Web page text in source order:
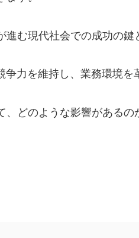
む現代社会での成功の鍵
力を維持し、業務環境を
どのような影響があるの